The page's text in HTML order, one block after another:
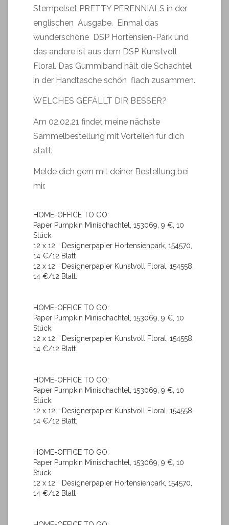
Stempelset PRETTY PERENNIALS in der
englischen Ausgabe. Einmal das
wunderschöne DSP Hortensien-Park und
das andere ist aus dem DSP Kunstvoll
Floral. Das Gummiband hält die Schachtel
in der Handtasche schön flach zusammen.
WELCHES GEFÄLLT DIR BESSER?
Am 02.02.21 findet meine nächste
Sammelbestellung mit Vorteilen für dich
statt.
Melde dich gern mit deiner Bestellung bei
mir.
HOME-OFFICE TO GO:
Paper Pumpkin Minischachtel, 153069, 9 €, 10
Stück.
12 x 12 “ Designerpapier Hortensienpark, 154570,
14 €/12 Blatt
12 x 12 “ Designerpapier Kunstvoll Floral, 154558,
14 €/12 Blatt.
HOME-OFFICE TO GO:
Paper Pumpkin Minischachtel, 153069, 9 €, 10
Stück.
12 x 12 “ Designerpapier Kunstvoll Floral, 154558,
14 €/12 Blatt.
HOME-OFFICE TO GO:
Paper Pumpkin Minischachtel, 153069, 9 €, 10
Stück.
12 x 12 “ Designerpapier Kunstvoll Floral, 154558,
14 €/12 Blatt.
HOME-OFFICE TO GO:
Paper Pumpkin Minischachtel, 153069, 9 €, 10
Stück.
12 x 12 “ Designerpapier Hortensienpark, 154570,
14 €/12 Blatt